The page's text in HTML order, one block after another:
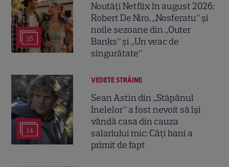
16
Noutăți Netflix în august 2026:
Robert De Niro, „Nosferatu” și
noile sezoane din „Outer
Banks” și „Un veac de
singurătate”
14
VEDETE STRĂINE
Sean Astin din „Stăpânul
Inelelor” a fost nevoit să își
vândă casa din cauza
salariului mic: Câți bani a
primit de fapt